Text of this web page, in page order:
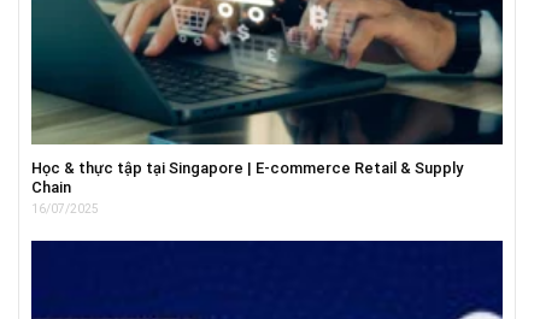
Học & thực tập tại Singapore | E-commerce Retail & Supply
Chain
16/07/2025